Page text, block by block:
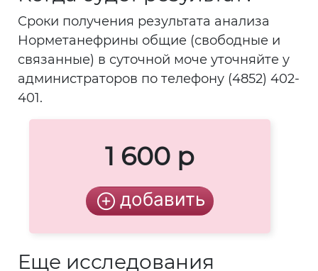
Сроки получения результата анализа
Норметанефрины общие (свободные и
связанные) в суточной моче уточняйте у
администраторов по телефону (4852) 402-
401.
1 600 р
Еще исследования